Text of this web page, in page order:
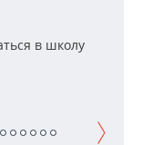
в школу